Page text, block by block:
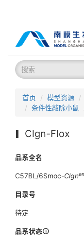
首页 模型资源
条件性敲除小鼠
Clgn-Flox
品系全名
C57BL/6Smoc-Clgn
目录号
待定
品系状态